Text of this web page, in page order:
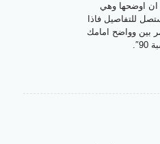
ان اوضحها وهي
للتفاصيل فاذا
بين وواضح امامك